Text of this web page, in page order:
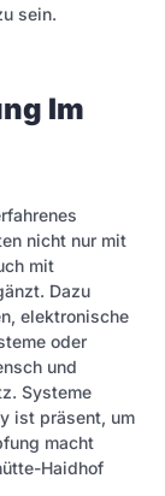
sein.
Im
nicht nur mit
mit
Dazu
elektronische
oder
und
Systeme
ist präsent, um
macht
Haidhof